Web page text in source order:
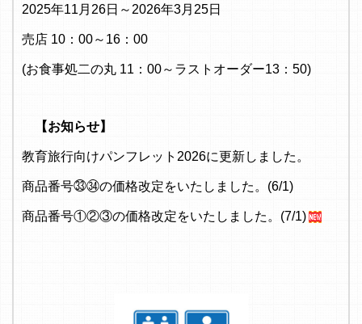
2025年11月26日～2026年3月25日
売店 10：00～16：00
(お食事処二の丸 11：00～ラストオーダー13：50)
【お知らせ】
教育旅行向けパンフレット2026に更新しました。
商品番号㉝㉞の価格改定をいたしました。(6/1)
商品番号①②③の価格改定をいたしました。(7/1)